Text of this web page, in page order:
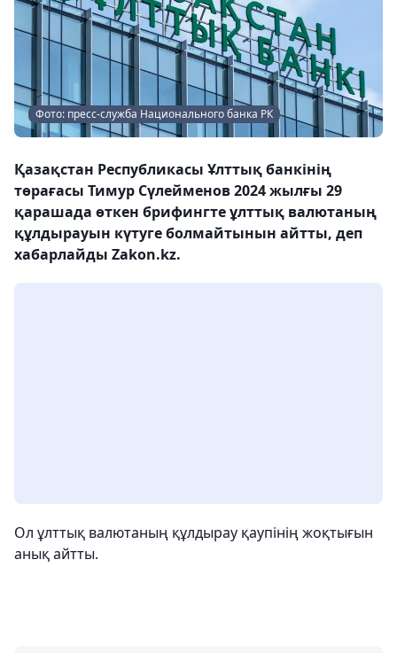
Фото: пресс-служба Национального банка РК
Қазақстан Республикасы Ұлттық банкінің
төрағасы Тимур Сүлейменов 2024 жылғы 29
қарашада өткен брифингте ұлттық валютаның
құлдырауын күтуге болмайтынын айтты, деп
хабарлайды Zakon.kz.
Ол ұлттық валютаның құлдырау қаупінің жоқтығын
анық айтты.